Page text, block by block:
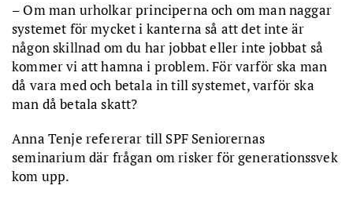
– Om man urholkar principerna och om man naggar
systemet för mycket i kanterna så att det inte är
någon skillnad om du har jobbat eller inte jobbat så
kommer vi att hamna i problem. För varför ska man
då vara med och betala in till systemet, varför ska
man då betala skatt?
Anna Tenje refererar till SPF Seniorernas
seminarium där frågan om risker för generationssvek
kom upp.